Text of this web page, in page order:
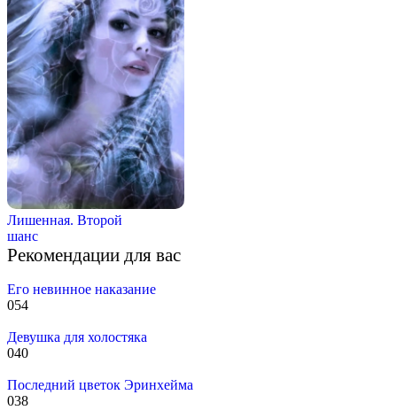
Лишенная. Второй
шанс
Рекомендации для вас
Его невинное наказание
054
Девушка для холостяка
040
Последний цветок Эринхейма
038